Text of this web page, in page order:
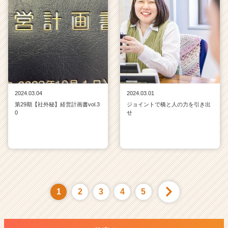
2024.03.04
第29期【社外秘】経営計画書vol.3
0
2024.03.01
ジョイントで橋と人の力を引き出
せ
1 2 3 4 5